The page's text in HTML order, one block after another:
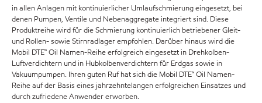
in allen Anlagen mit kontinuierlicher Umlaufschmierung eingesetzt, bei
denen Pumpen, Ventile und Nebenaggregate integriert sind. Diese
Produktreihe wird für die Schmierung kontinuierlich betriebener Gleit-
und Rollen- sowie Stirnradlager empfohlen. Darüber hinaus wird die
Mobil DTE™ Oil Namen-Reihe erfolgreich eingesetzt in Drehkolben-
Luftverdichtern und in Hubkolbenverdichtern für Erdgas sowie in
Vakuumpumpen. Ihren guten Ruf hat sich die Mobil DTE™ Oil Namen-
Reihe auf der Basis eines jahrzehntelangen erfolgreichen Einsatzes und
durch zufriedene Anwender erworben.